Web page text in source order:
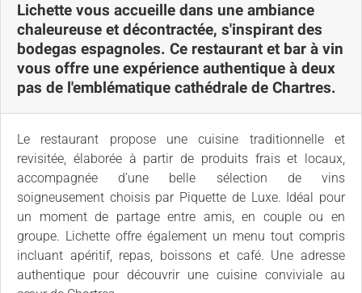
Lichette vous accueille dans une ambiance
chaleureuse et décontractée, s'inspirant des
bodegas espagnoles. Ce restaurant et bar à vin
vous offre une expérience authentique à deux
pas de l'emblématique cathédrale de Chartres.
Le restaurant propose une cuisine traditionnelle et
revisitée, élaborée à partir de produits frais et locaux,
accompagnée d’une belle sélection de vins
soigneusement choisis par Piquette de Luxe. Idéal pour
un moment de partage entre amis, en couple ou en
groupe. Lichette offre également un menu tout compris
incluant apéritif, repas, boissons et café. Une adresse
authentique pour découvrir une cuisine conviviale au